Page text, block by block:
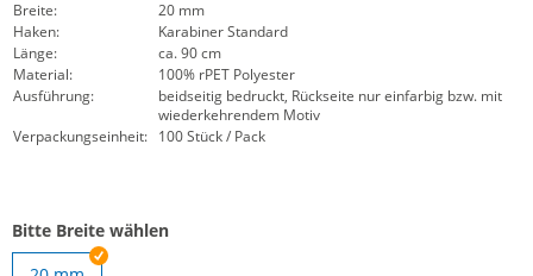
Breite:
20 mm
Haken:
Karabiner Standard
Länge:
ca. 90 cm
Material:
100% rPET Polyester
Ausführung:
beidseitig bedruckt, Rückseite nur einfarbig bzw. mit
wiederkehrendem Motiv
Verpackungseinheit: 100 Stück / Pack
Bitte Breite wählen